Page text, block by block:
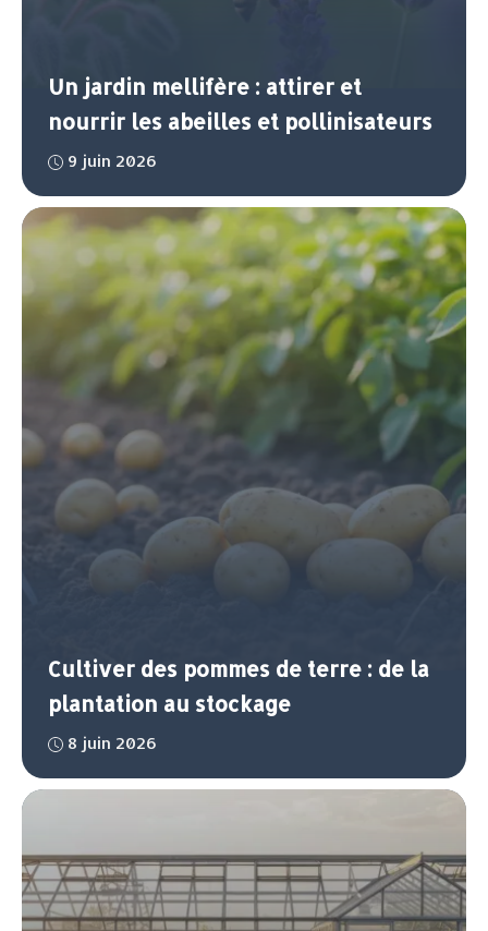
Un jardin mellifère : attirer et
nourrir les abeilles et pollinisateurs
9 juin 2026
Cultiver des pommes de terre : de la
plantation au stockage
8 juin 2026